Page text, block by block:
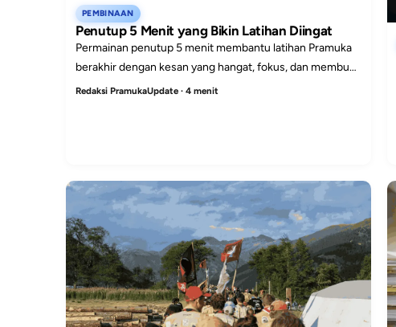
PEMBINAAN
Penutup 5 Menit yang Bikin Latihan Diingat
Permainan penutup 5 menit membantu latihan Pramuka
berakhir dengan kesan yang hangat, fokus, dan membuat
peserta didik ingin datang lagi.
Redaksi PramukaUpdate · 4 menit